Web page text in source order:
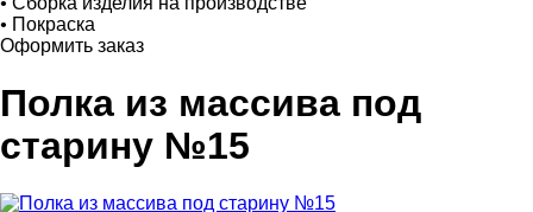
• Покраска
Оформить заказ
Полка из массива под
старину №15